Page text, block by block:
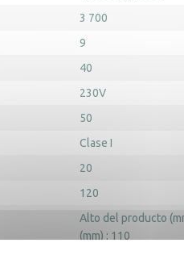
3 700
9
40
230V
50
Clase I
20
120
Alto del producto
(mm) : 110